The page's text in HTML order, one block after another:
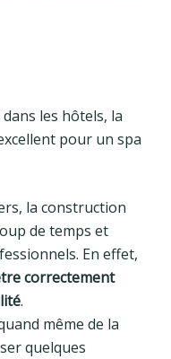
les hôtels, la
pour un spa
la construction
de temps et
En effet,
correctement
.
même de la
quelques